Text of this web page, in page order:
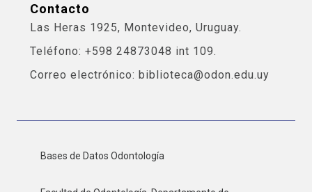
Contacto
Las Heras 1925, Montevideo, Uruguay.
Teléfono: +598 24873048 int 109.
Correo electrónico: biblioteca@odon.edu.uy
Bases de Datos Odontología